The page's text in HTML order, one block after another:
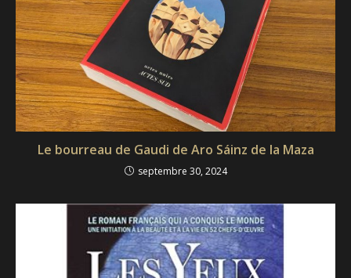
Le bourreau de Gaudi de Aro Sáinz de la Maza
septembre 30, 2024